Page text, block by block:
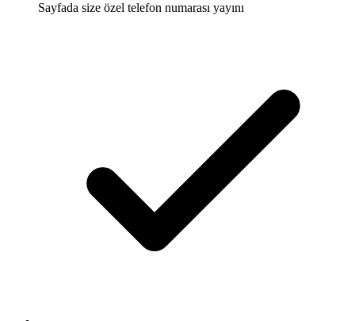
Sayfada size özel telefon numarası yayını